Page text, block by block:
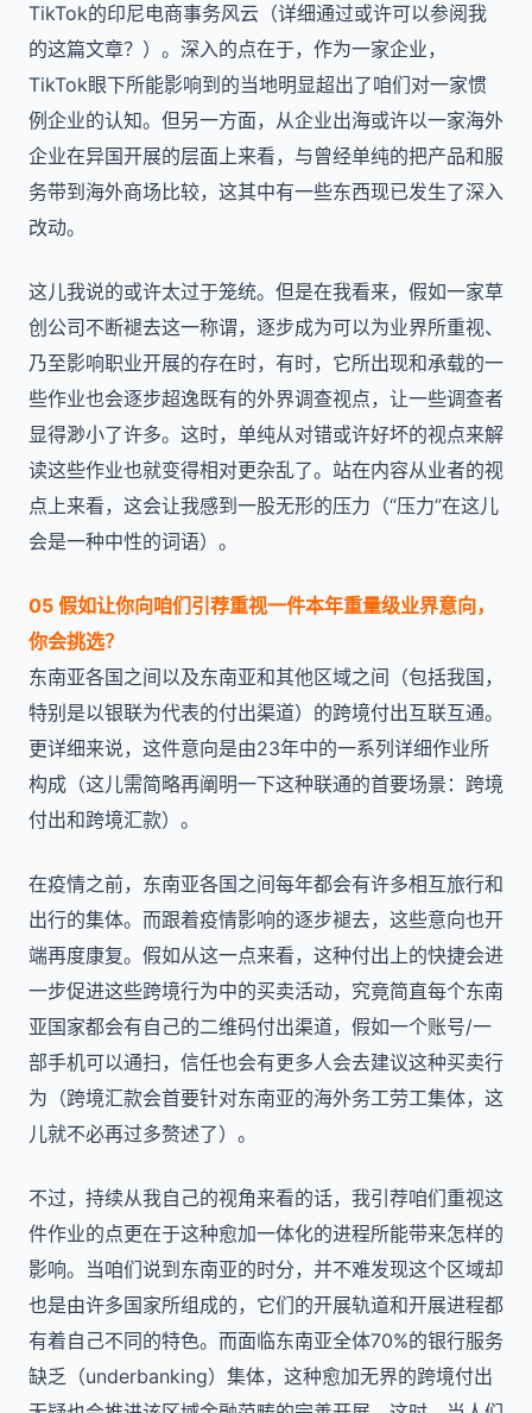
TikTok的印尼电商事务风云（详细通过或许可以参阅我
的这篇文章？）。深入的点在于，作为一家企业，
TikTok眼下所能影响到的当地明显超出了咱们对一家惯
例企业的认知。但另一方面，从企业出海或许以一家海外
企业在异国开展的层面上来看，与曾经单纯的把产品和服
务带到海外商场比较，这其中有一些东西现已发生了深入
改动。
这儿我说的或许太过于笼统。但是在我看来，假如一家草
创公司不断褪去这一称谓，逐步成为可以为业界所重视、
乃至影响职业开展的存在时，有时，它所出现和承载的一
些作业也会逐步超逸既有的外界调查视点，让一些调查者
显得渺小了许多。这时，单纯从对错或许好坏的视点来解
读这些作业也就变得相对更杂乱了。站在内容从业者的视
点上来看，这会让我感到一股无形的压力（“压力”在这儿
会是一种中性的词语）。
05 假如让你向咱们引荐重视一件本年重量级业界意向，
你会挑选？
东南亚各国之间以及东南亚和其他区域之间（包括我国，
特别是以银联为代表的付出渠道）的跨境付出互联互通。
更详细来说，这件意向是由23年中的一系列详细作业所
构成（这儿需简略再阐明一下这种联通的首要场景：跨境
付出和跨境汇款）。
在疫情之前，东南亚各国之间每年都会有许多相互旅行和
出行的集体。而跟着疫情影响的逐步褪去，这些意向也开
端再度康复。假如从这一点来看，这种付出上的快捷会进
一步促进这些跨境行为中的买卖活动，究竟简直每个东南
亚国家都会有自己的二维码付出渠道，假如一个账号/一
部手机可以通扫，信任也会有更多人会去建议这种买卖行
为（跨境汇款会首要针对东南亚的海外务工劳工集体，这
儿就不必再过多赘述了）。
不过，持续从我自己的视角来看的话，我引荐咱们重视这
件作业的点更在于这种愈加一体化的进程所能带来怎样的
影响。当咱们说到东南亚的时分，并不难发现这个区域却
也是由许多国家所组成的，它们的开展轨道和开展进程都
有着自己不同的特色。而面临东南亚全体70%的银行服务
缺乏（underbanking）集体，这种愈加无界的跨境付出